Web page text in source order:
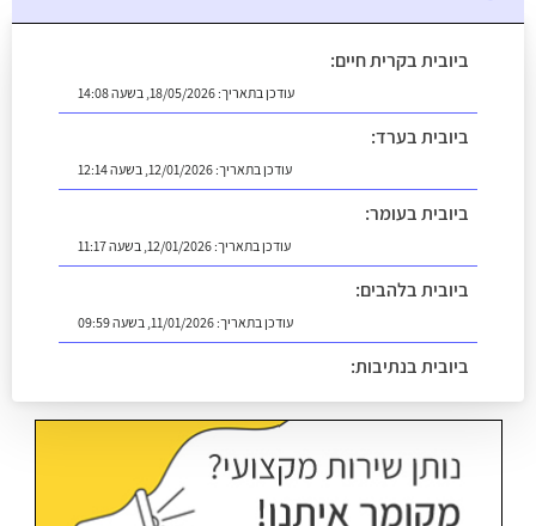
ביובית בקרית חיים:
עודכן בתאריך:18/05/2026, בשעה 14:08
ביובית בערד:
עודכן בתאריך:12/01/2026, בשעה 12:14
ביובית בעומר:
עודכן בתאריך:12/01/2026, בשעה 11:17
ביובית בלהבים:
עודכן בתאריך:11/01/2026, בשעה 09:59
ביובית בנתיבות:
עודכן בתאריך:18/05/2026, בשעה 14:13